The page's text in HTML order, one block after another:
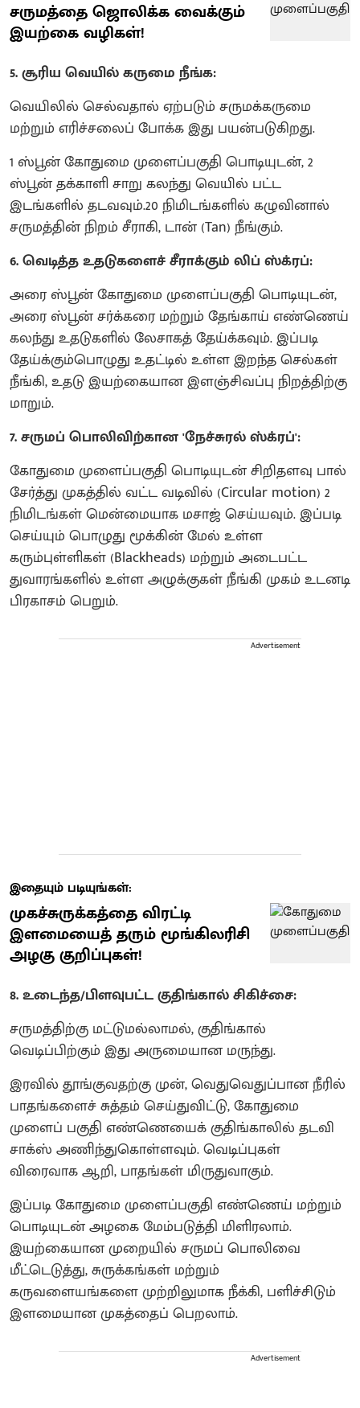
சருமத்தை ஜொலிக்க வைக்கும்
இயற்கை வழிகள்!
5. சூரிய வெயில் கருமை நீங்க:
வெயிலில் செல்வதால் ஏற்படும் சருமக்கருமை
மற்றும் எரிச்சலைப் போக்க இது பயன்படுகிறது.
1 ஸ்பூன் கோதுமை முளைப்பகுதி பொடியுடன், 2
ஸ்பூன் தக்காளி சாறு கலந்து வெயில் பட்ட
இடங்களில் தடவவும்.20 நிமிடங்களில் கழுவினால்
சருமத்தின் நிறம் சீராகி, டான் (Tan) நீங்கும்.
6. வெடித்த உதடுகளைச் சீராக்கும் லிப் ஸ்க்ரப்:
அரை ஸ்பூன் கோதுமை முளைப்பகுதி பொடியுடன்,
அரை ஸ்பூன் சர்க்கரை மற்றும் தேங்காய் எண்ணெய்
கலந்து உதடுகளில் லேசாகத் தேய்க்கவும். இப்படி
தேய்க்கும்பொழுது உதட்டில் உள்ள இறந்த செல்கள்
நீங்கி, உதடு இயற்கையான இளஞ்சிவப்பு நிறத்திற்கு
மாறும்.
7. சருமப் பொலிவிற்கான 'நேச்சுரல் ஸ்க்ரப்':
கோதுமை முளைப்பகுதி பொடியுடன் சிறிதளவு பால்
சேர்த்து முகத்தில் வட்ட வடிவில் (Circular motion) 2
நிமிடங்கள் மென்மையாக மசாஜ் செய்யவும். இப்படி
செய்யும் பொழுது மூக்கின் மேல் உள்ள
கரும்புள்ளிகள் (Blackheads) மற்றும் அடைபட்ட
துவாரங்களில் உள்ள அழுக்குகள் நீங்கி முகம் உடனடி
பிரகாசம் பெறும்.
Advertisement
இதையும் படியுங்கள்:
முகச்சுருக்கத்தை விரட்டி
இளமையைத் தரும் மூங்கிலரிசி
அழகு குறிப்புகள்!
8. உடைந்த/பிளவுபட்ட குதிங்கால் சிகிச்சை:
சருமத்திற்கு மட்டுமல்லாமல், குதிங்கால்
வெடிப்பிற்கும் இது அருமையான மருந்து.
இரவில் தூங்குவதற்கு முன், வெதுவெதுப்பான நீரில்
பாதங்களைச் சுத்தம் செய்துவிட்டு, கோதுமை
முளைப் பகுதி எண்ணெயைக் குதிங்காலில் தடவி
சாக்ஸ் அணிந்துகொள்ளவும். வெடிப்புகள்
விரைவாக ஆறி, பாதங்கள் மிருதுவாகும்.
இப்படி கோதுமை முளைப்பகுதி எண்ணெய் மற்றும்
பொடியுடன் அழகை மேம்படுத்தி மிளிரலாம்.
இயற்கையான முறையில் சருமப் பொலிவை
மீட்டெடுத்து, சுருக்கங்கள் மற்றும்
கருவளையங்களை முற்றிலுமாக நீக்கி, பளிச்சிடும்
இளமையான முகத்தைப் பெறலாம்.
Advertisement